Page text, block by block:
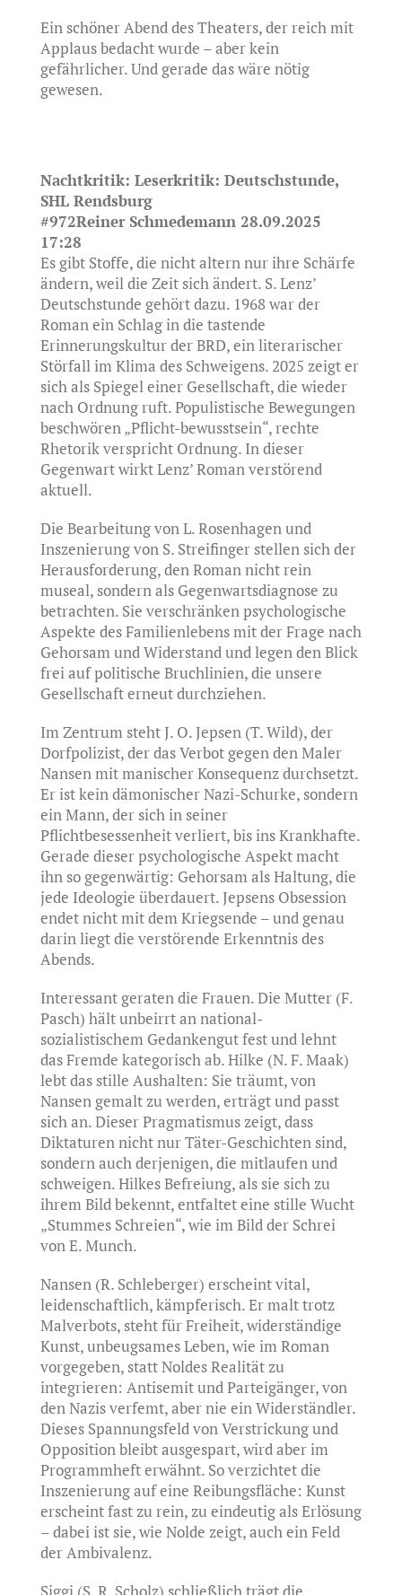
Ein schöner Abend des Theaters, der reich mit
Applaus bedacht wurde – aber kein
gefährlicher. Und gerade das wäre nötig
gewesen.
Nachtkritik: Leserkritik: Deutschstunde,
SHL Rendsburg
#972Reiner Schmedemann 28.09.2025
17:28
Es gibt Stoffe, die nicht altern nur ihre Schärfe
ändern, weil die Zeit sich ändert. S. Lenz’
Deutschstunde gehört dazu. 1968 war der
Roman ein Schlag in die tastende
Erinnerungskultur der BRD, ein literarischer
Störfall im Klima des Schweigens. 2025 zeigt er
sich als Spiegel einer Gesellschaft, die wieder
nach Ordnung ruft. Populistische Bewegungen
beschwören „Pflicht-bewusstsein“, rechte
Rhetorik verspricht Ordnung. In dieser
Gegenwart wirkt Lenz’ Roman verstörend
aktuell.
Die Bearbeitung von L. Rosenhagen und
Inszenierung von S. Streifinger stellen sich der
Herausforderung, den Roman nicht rein
museal, sondern als Gegenwartsdiagnose zu
betrachten. Sie verschränken psychologische
Aspekte des Familienlebens mit der Frage nach
Gehorsam und Widerstand und legen den Blick
frei auf politische Bruchlinien, die unsere
Gesellschaft erneut durchziehen.
Im Zentrum steht J. O. Jepsen (T. Wild), der
Dorfpolizist, der das Verbot gegen den Maler
Nansen mit manischer Konsequenz durchsetzt.
Er ist kein dämonischer Nazi-Schurke, sondern
ein Mann, der sich in seiner
Pflichtbesessenheit verliert, bis ins Krankhafte.
Gerade dieser psychologische Aspekt macht
ihn so gegenwärtig: Gehorsam als Haltung, die
jede Ideologie überdauert. Jepsens Obsession
endet nicht mit dem Kriegsende – und genau
darin liegt die verstörende Erkenntnis des
Abends.
Interessant geraten die Frauen. Die Mutter (F.
Pasch) hält unbeirrt an national-
sozialistischem Gedankengut fest und lehnt
das Fremde kategorisch ab. Hilke (N. F. Maak)
lebt das stille Aushalten: Sie träumt, von
Nansen gemalt zu werden, erträgt und passt
sich an. Dieser Pragmatismus zeigt, dass
Diktaturen nicht nur Täter-Geschichten sind,
sondern auch derjenigen, die mitlaufen und
schweigen. Hilkes Befreiung, als sie sich zu
ihrem Bild bekennt, entfaltet eine stille Wucht
„Stummes Schreien“, wie im Bild der Schrei
von E. Munch.
Nansen (R. Schleberger) erscheint vital,
leidenschaftlich, kämpferisch. Er malt trotz
Malverbots, steht für Freiheit, widerständige
Kunst, unbeugsames Leben, wie im Roman
vorgegeben, statt Noldes Realität zu
integrieren: Antisemit und Parteigänger, von
den Nazis verfemt, aber nie ein Widerständler.
Dieses Spannungsfeld von Verstrickung und
Opposition bleibt ausgespart, wird aber im
Programmheft erwähnt. So verzichtet die
Inszenierung auf eine Reibungsfläche: Kunst
erscheint fast zu rein, zu eindeutig als Erlösung
– dabei ist sie, wie Nolde zeigt, auch ein Feld
der Ambivalenz.